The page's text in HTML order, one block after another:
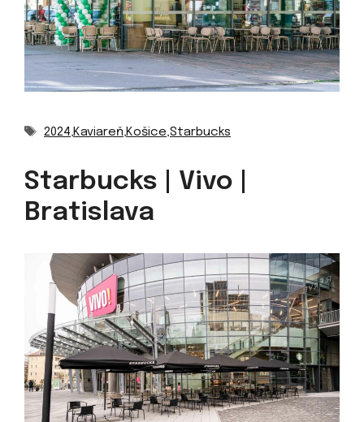
Značky
2024,Kaviareň,Košice,Starbucks
Starbucks | Vivo |
Bratislava